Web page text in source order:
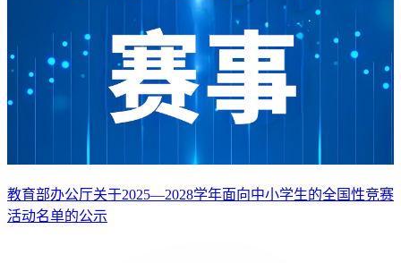
教育部办公厅关于2025—2028学年面向中小学生的全国性竞赛
活动名单的公示